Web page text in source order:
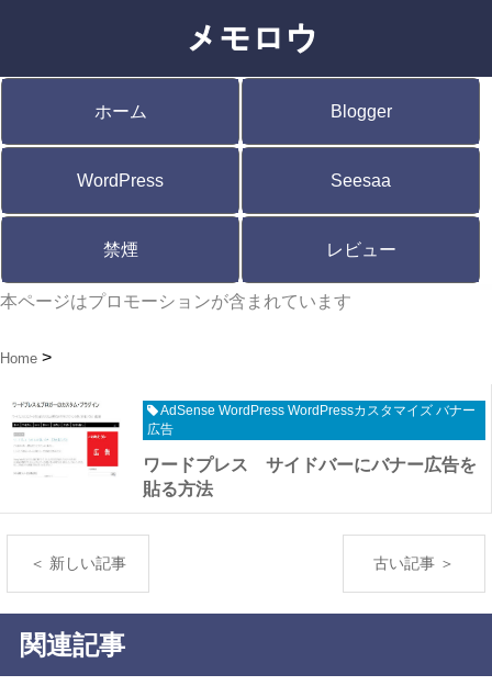
ホーム Blogger
WordPress Seesaa
禁煙 レビュー
本ページはプロモーションが含まれています
Home
AdSense WordPress WordPressカスタマイズ バナー
広告
ワードプレス サイドバーにバナー広告を
貼る方法
＜ 新しい記事 古い記事 ＞
関連記事